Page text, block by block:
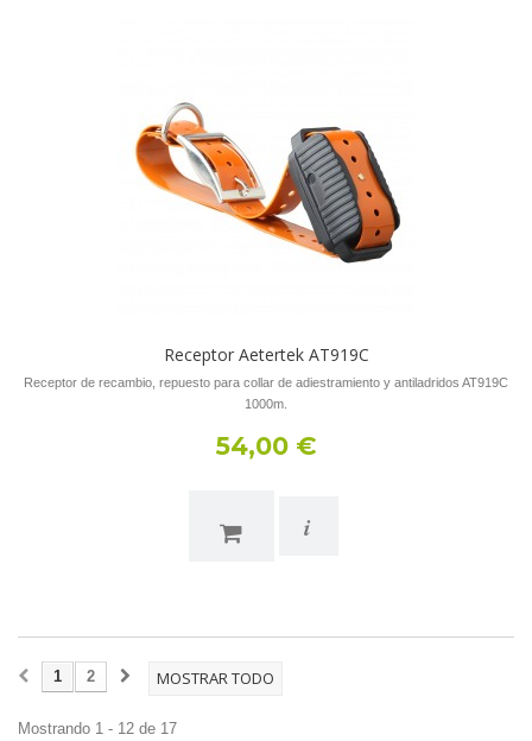
Receptor Aetertek AT919C
Receptor de recambio, repuesto para collar de adiestramiento y antiladridos AT919C
1000m.
54,00 €
i
MOSTRAR TODO
1 2
Mostrando 1 - 12 de 17